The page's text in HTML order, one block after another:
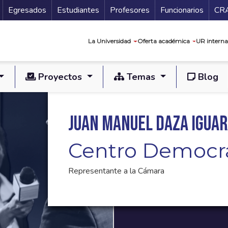
Secundario
Egresados Estudiantes Profesores Funcionarios
La Universidad Oferta académica UR
Proyectos Temas Blog
Juan Manuel Daza
Centro
Representante a la Cámara